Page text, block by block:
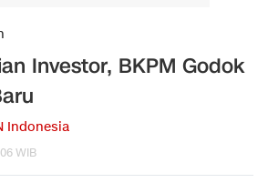
Investor, BKPM Godok
Indonesia
WIB